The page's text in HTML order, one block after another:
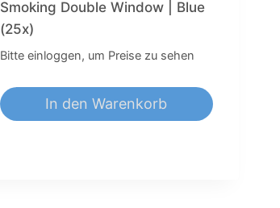
Smoking Double Window | Blue
(25x)
Bitte einloggen, um Preise zu sehen
In den Warenkorb